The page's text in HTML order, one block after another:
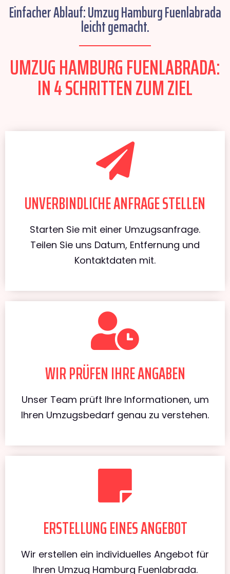
Einfacher Ablauf: Umzug Hamburg Fuenlabrada
leicht gemacht.
UMZUG HAMBURG FUENLABRADA:
IN 4 SCHRITTEN ZUM ZIEL
UNVERBINDLICHE ANFRAGE STELLEN
Starten Sie mit einer Umzugsanfrage.
Teilen Sie uns Datum, Entfernung und
Kontaktdaten mit.
WIR PRÜFEN IHRE ANGABEN
Unser Team prüft Ihre Informationen, um
Ihren Umzugsbedarf genau zu verstehen.
ERSTELLUNG EINES ANGEBOT
Wir erstellen ein individuelles Angebot für
Ihren Umzug Hamburg Fuenlabrada.